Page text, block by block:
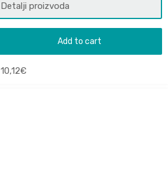
Detalji proizvoda
Add to cart
10,12€